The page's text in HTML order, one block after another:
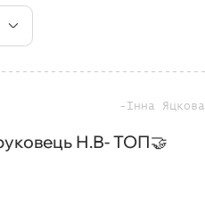
Інна Яцкова
Н.В- ТОП🤝